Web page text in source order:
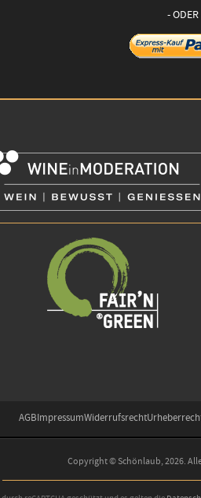
AGBImpressumWiderrufsrecht
Copyright © Schönlaub, 2026.